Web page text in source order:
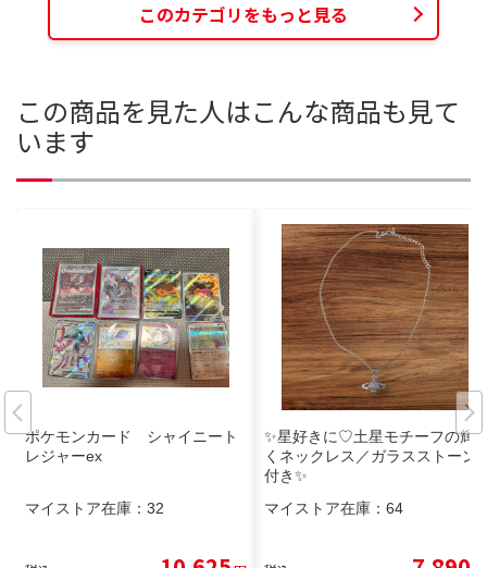
このカテゴリをもっと見る
この商品を見た人はこんな商品も見て
います
ポケモンカード シャイニート
レジャーex
マイストア在庫： 32
✨星好きに♡土星モチーフの輝
くネックレス／ガラスストーン
付き✨
マイストア在庫： 64